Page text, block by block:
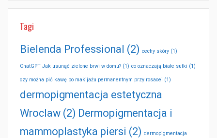
Tagi
Bielenda Professional (2) cechy skóry (1)
ChatGPT Jak usunąć zielone brwi w domu? (1) co oznaczają białe sutki (1)
czy można pić kawę po makijażu permanentnym przy rosacei (1)
dermopigmentacja estetyczna
Wroclaw (2) Dermopigmentacja i
mammoplastyka piersi (2) dermopigmentacja